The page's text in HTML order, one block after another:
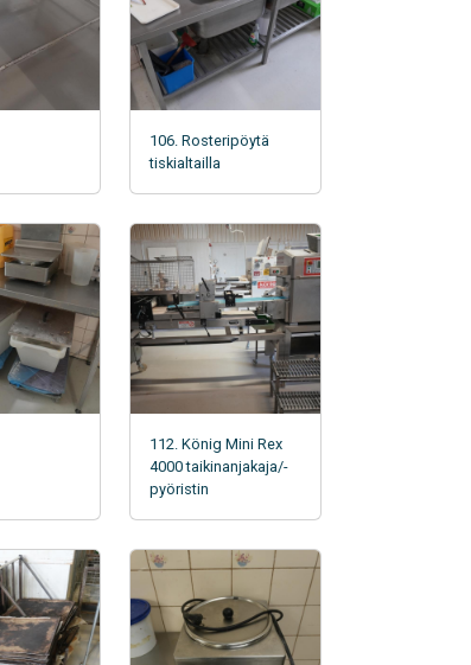
106. Rosteripöytä
tiskialtailla
112. König Mini Rex
4000 taikinanjakaja/-
pyöristin